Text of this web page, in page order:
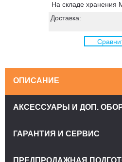
На складе хранения
Доставка:
ОПИСАНИЕ
АКСЕССУАРЫ И ДОП.
ГАРАНТИЯ И СЕРВИС